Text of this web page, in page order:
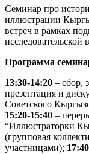
Семинар про
иллюстрации
встреч в рамках
исследовательской
Программа
13:30-14:20 – сбор,
презентация и
Советского
15:20-15:40 –
“Иллюстраторки
(групповая
участницами);